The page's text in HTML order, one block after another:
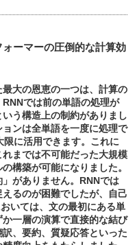
ーマーの圧倒的な計算効
大の恩恵の一つは、計算の
RNNでは前の単語の処理が
う構造上の制約がありまし
ンは全単語を一度に処理で
限に活用できます。これに
までは不可能だった大規模
構築が可能になりました。
がありません。RNNでは
るのが困難でしたが、自己
いては、文の最初にある単
一層の演算で直接的な結び
、要約、質疑応答といった